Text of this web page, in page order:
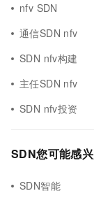
nfv SDN
通信SDN nfv
SDN nfv构建
主任SDN nfv
SDN nfv投资
SDN您可能感
SDN智能